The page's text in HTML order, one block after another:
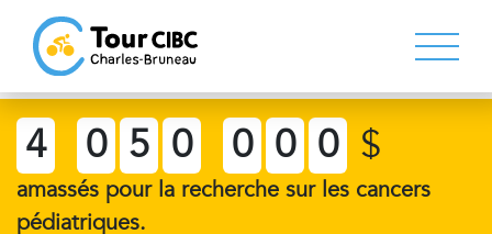
4 0 5 0 0 0 0 $
amassés pour la recherche sur les cancers
pédiatriques.